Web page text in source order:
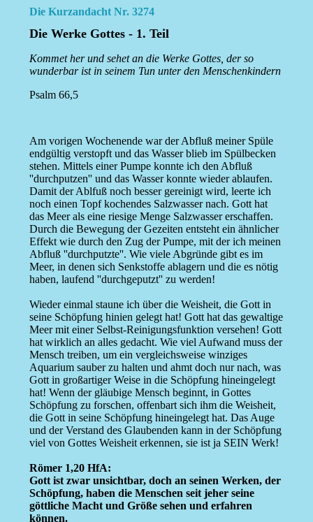
Die Kurzandacht Nr. 3274
Die Werke Gottes - 1. Teil
Kommet her und sehet an die Werke Gottes, der so
wunderbar ist in seinem Tun unter den Menschenkindern
Psalm 66,5
Am vorigen Wochenende war der Abfluß meiner Spüle
endgültig verstopft und das Wasser blieb im Spülbecken
stehen. Mittels einer Pumpe konnte ich den Abfluß
''durchputzen'' und das Wasser konnte wieder ablaufen.
Damit der Ablfuß noch besser gereinigt wird, leerte ich
noch einen Topf kochendes Salzwasser nach. Gott hat
das Meer als eine riesige Menge Salzwasser erschaffen.
Durch die Bewegung der Gezeiten entsteht ein ähnlicher
Effekt wie durch den Zug der Pumpe, mit der ich meinen
Abfluß ''durchputzte''. Wie viele Abgründe gibt es im
Meer, in denen sich Senkstoffe ablagern und die es nötig
haben, laufend ''durchgeputzt'' zu werden!
Wieder einmal staune ich über die Weisheit, die Gott in
seine Schöpfung hinien gelegt hat! Gott hat das gewaltige
Meer mit einer Selbst-Reinigungsfunktion versehen! Gott
hat wirklich an alles gedacht. Wie viel Aufwand muss der
Mensch treiben, um ein vergleichsweise winziges
Aquarium sauber zu halten und ahmt doch nur nach, was
Gott in großartiger Weise in die Schöpfung hineingelegt
hat! Wenn der gläubige Mensch beginnt, in Gottes
Schöpfung zu forschen, offenbart sich ihm die Weisheit,
die Gott in seine Schöpfung hineingelegt hat. Das Auge
und der Verstand des Glaubenden kann in der Schöpfung
viel von Gottes Weisheit erkennen, sie ist ja SEIN Werk!
Römer 1,20 HfA:
Gott ist zwar unsichtbar, doch an seinen Werken, der
Schöpfung, haben die Menschen seit jeher seine
göttliche Macht und Größe sehen und erfahren
können.